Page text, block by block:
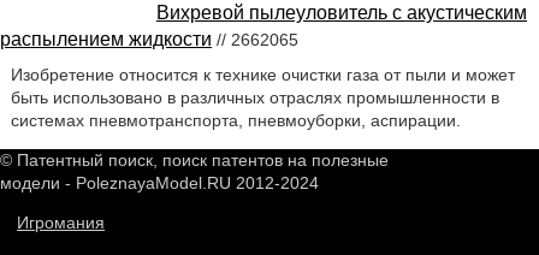
Вихревой пылеуловитель с акустическим
распылением жидкости // 2662065
Изобретение относится к технике очистки газа от пыли и может
быть использовано в различных отраслях промышленности в
системах пневмотранспорта, пневмоуборки, аспирации.
© Патентный поиск, поиск патентов на полезные
модели - PoleznayaModel.RU 2012-2024
Игромания